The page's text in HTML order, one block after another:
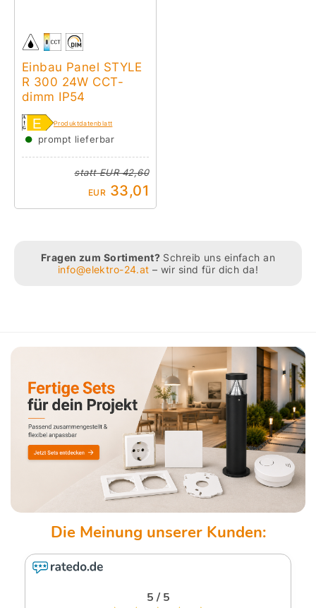
Einbau Panel STYLE
R 300 24W CCT-
dimm IP54
Produktdatenblatt
● prompt lieferbar
stattEUR 42,60
EUR 33,01
Fragen zum Sortiment? Schreib uns einfach an
info@elektro-24.at – wir sind für dich da!
5 / 5